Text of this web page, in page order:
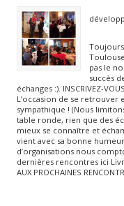
pas le
succès
échanges :). INSCRIVEZ-
L’occasion de se
sympathique ! (Nous
table ronde, rien que des
mieux se connaître et
vient avec sa bonne
d’organisations nous
dernières rencontres ici
AUX PROCHAINES